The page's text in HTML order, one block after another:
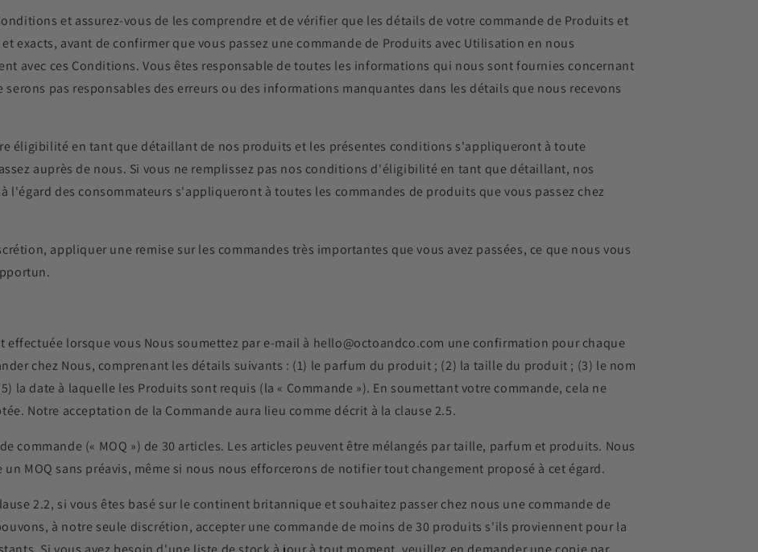
et assurez-vous de les comprendre et de vérifier que les détails de votre commande de Produits et
exacts, avant de confirmer que vous passez une commande de Produits avec Utilisation en nous
avec ces Conditions. Vous êtes responsable de toutes les informations qui nous sont fournies concernant
pas responsables des erreurs ou des informations manquantes dans les détails que nous recevons
éligibilité en tant que détaillant de nos produits et les présentes conditions s'appliqueront à toute
auprès de nous. Si vous ne remplissez pas nos conditions d'éligibilité en tant que détaillant, nos
l'égard des consommateurs s'appliqueront à toutes les commandes de produits que vous passez chez
appliquer une remise sur les commandes très importantes que vous avez passées, ce que nous vous
effectuée lorsque vous Nous soumettez par e-mail à hello@octoandco.com une confirmation pour chaque
chez Nous, comprenant les détails suivants : (1) le parfum du produit ; (2) la taille du produit ; (3) le nom
la date à laquelle les Produits sont requis (la « Commande »). En soumettant votre commande, cela ne
Notre acceptation de la Commande aura lieu comme décrit à la clause 2.5.
commande (« MOQ ») de 30 articles. Les articles peuvent être mélangés par taille, parfum et produits. Nous
MOQ sans préavis, même si nous nous efforcerons de notifier tout changement proposé à cet égard.
2.2, si vous êtes basé sur le continent britannique et souhaitez passer chez nous une commande de
à notre seule discrétion, accepter une commande de moins de 30 produits s'ils proviennent pour la